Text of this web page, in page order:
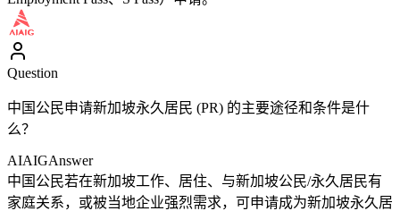
Question
中国公民申请新加坡永久居民 (PR) 的主要途径和条件是什
么？
AIAIGAnswer
中国公民若在新加坡工作、居住、与新加坡公民/永久居民有
家庭关系，或被当地企业强烈需求，可申请成为新加坡永久居